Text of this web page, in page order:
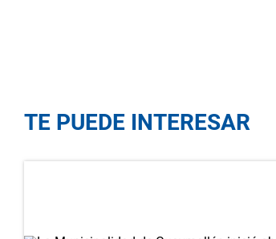
TE PUEDE INTERESAR